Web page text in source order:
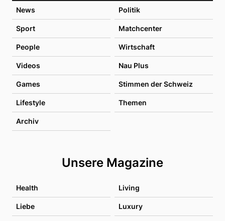
News Politik
Sport Matchcenter
People Wirtschaft
Videos Nau Plus
Games Stimmen der Schweiz
Lifestyle Themen
Archiv
Unsere Magazine
Health Living
Liebe Luxury